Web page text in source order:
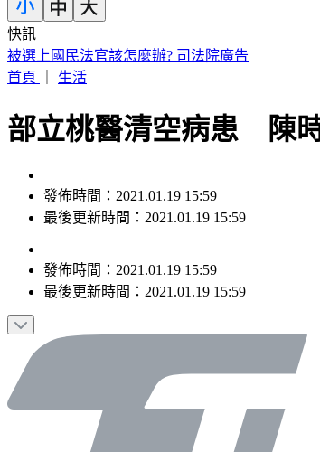
快訊
被選上國民法官該怎麼辦? 司法院廣告
首頁
生活
部立桃醫清空病患 陳
發佈時間：2021.01.19 15:59
最後更新時間：2021.01.19 15:59
發佈時間： 2021.01.19 15:59
最後更新時間： 2021.01.19 15:59